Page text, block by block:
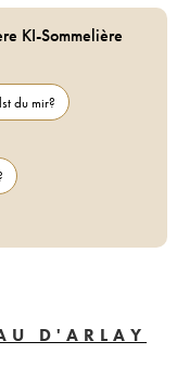
KI-Sommelière
du mir?
D'ARLAY